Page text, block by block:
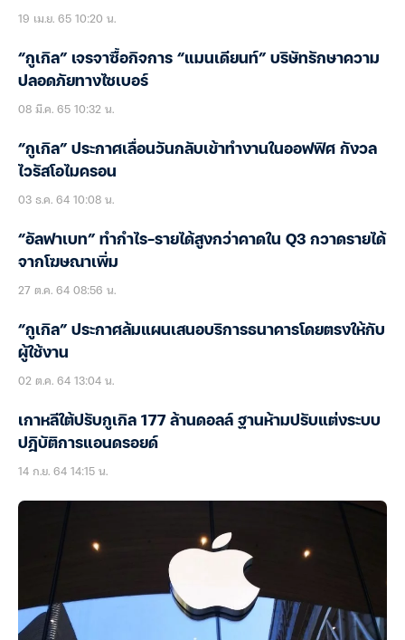
19 เม.ย. 65 10:20 น.
“กูเกิล” เจรจาซื้อกิจการ “แมนเดียนท์” บริษัทรักษาความ
ปลอดภัยทางไซเบอร์
08 มี.ค. 65 10:32 น.
“กูเกิล” ประกาศเลื่อนวันกลับเข้าทำงานในออฟฟิศ กังวล
ไวรัสโอไมครอน
03 ธ.ค. 64 10:08 น.
“อัลฟาเบท” ทำกำไร-รายได้สูงกว่าคาดใน Q3 กวาดรายได้
จากโฆษณาเพิ่ม
27 ต.ค. 64 08:56 น.
“กูเกิล” ประกาศล้มแผนเสนอบริการธนาคารโดยตรงให้กับ
ผู้ใช้งาน
02 ต.ค. 64 13:04 น.
เกาหลีใต้ปรับกูเกิล 177 ล้านดอลล์ ฐานห้ามปรับแต่งระบบ
ปฎิบัติการแอนดรอยด์
14 ก.ย. 64 14:15 น.